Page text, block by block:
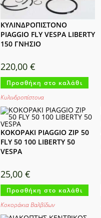
ΚΥΛΙΝΔΡΟΠΙΣΤΟΝΟ
PIAGGIO FLY VESPA LIBERTY
150 ΓΝΗΣΙΟ
220,00€
Προσθήκη στο καλάθι
Κυλινδροπίστονα
ΚΟΚΟΡΑΚΙ PIAGGIO ZIP 50
FLY 50 100 LIBERTY 50
VESPA
25,00€
Προσθήκη στο καλάθι
Κοκοράκια Βαλβίδων